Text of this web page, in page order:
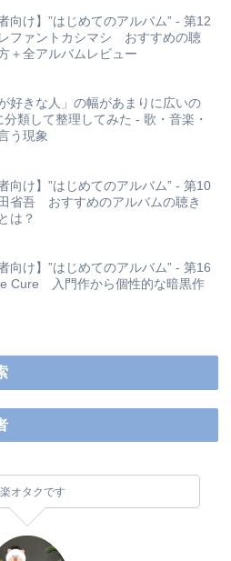
者向け】”はじめてのアルバム” - 第12
ファントカシマシ おすすめの聴
＋全アルバムレビュー
が好きな人」の幅があまりに広いの
分類して整理してみた - 歌・音楽・
う現象
者向け】”はじめてのアルバム” - 第10
省吾 おすすめのアルバムの聴き
は？
者向け】”はじめてのアルバム” - 第16
Cure 入門作から個性的な暗黒作
オタクです